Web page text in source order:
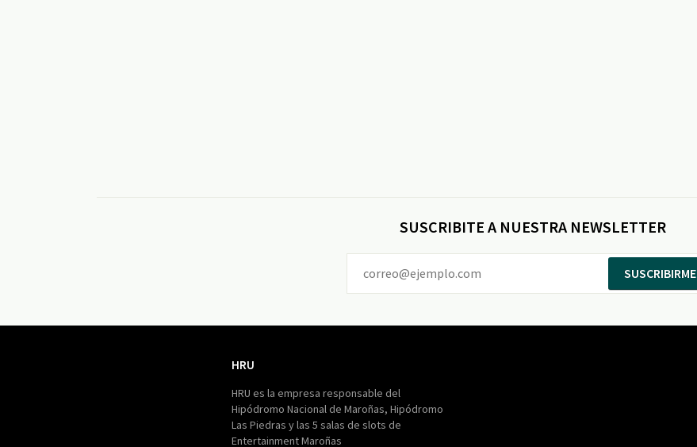
SUSCRIBITE A NUESTRA NEWSLETTER
SUSCRIBIRME
HRU
HRU es la empresa responsable del
Hipódromo Nacional de Maroñas, Hipódromo
Las Piedras y las 5 salas de slots de
Entertainment Maroñas